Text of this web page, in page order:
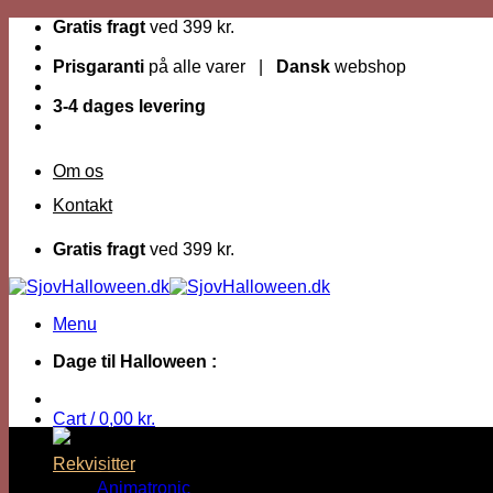
Fortsæt
indhold
Gratis fragt ved 399 kr.
Prisgaranti på alle varer | Dansk webshop
3-4 dages levering
Om os
Kontakt
Gratis fragt ved 399 kr.
Menu
Dage til Halloween :
Cart /0,00 kr.
Rekvisitter
Animatronic